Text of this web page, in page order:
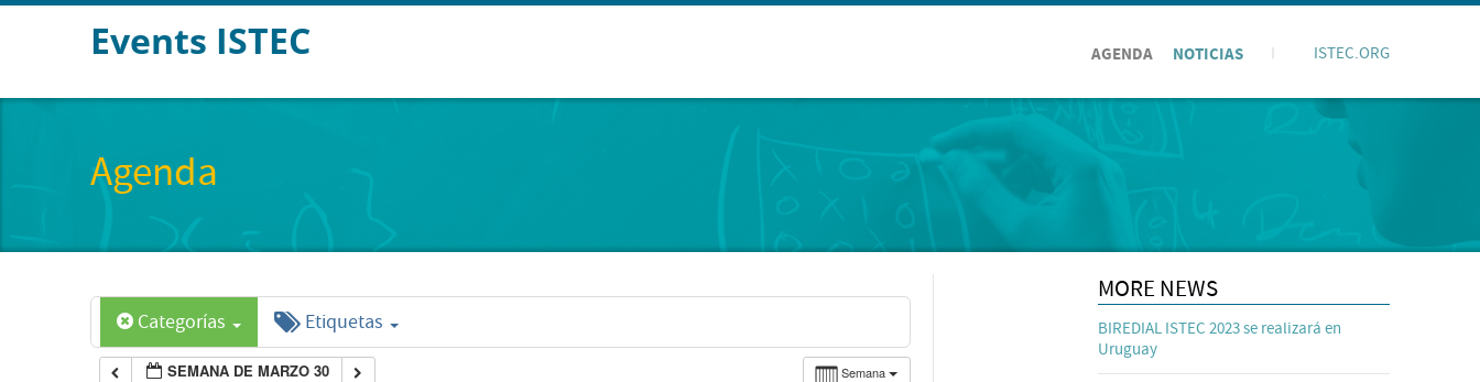
Events ISTEC AGENDA NOTICIAS ISTEC.ORG
Agenda
Categorías Etiquetas
Semana
SEMANA DE MARZO 30
4:00 am
6:00 am
MORE NEWS
BIREDIAL ISTEC 2023 se realizará en
Uruguay